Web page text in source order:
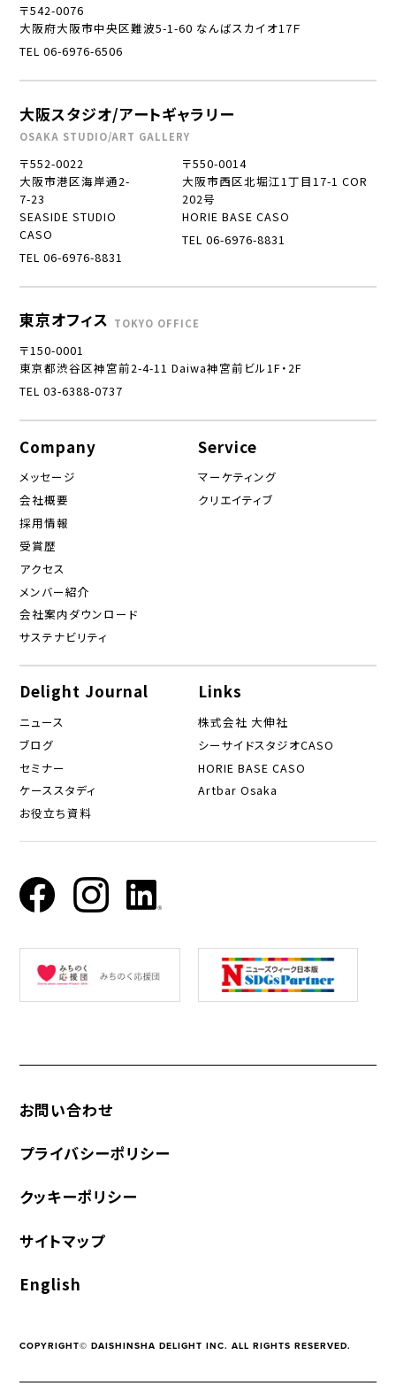
〒542-0076
大阪府大阪市中央区難波5-1-60 なんばスカイオ17Ｆ
TEL 06-6976-6506
大阪スタジオ/アートギャラリー
OSAKA STUDIO/ART GALLERY
〒552-0022
大阪市港区海岸通2-
7-23
SEASIDE STUDIO
CASO
TEL 06-6976-8831
〒550-0014
大阪市西区北堀江1丁目17-1 COR
202号
HORIE BASE CASO
TEL 06-6976-8831
東京オフィス TOKYO OFFICE
〒150-0001
東京都渋谷区神宮前2-4-11 Daiwa神宮前ビル1F・2F
TEL 03-6388-0737
Company
メッセージ
会社概要
採用情報
受賞歴
アクセス
メンバー紹介
会社案内ダウンロード
サステナビリティ
Service
マーケティング
クリエイティブ
Delight Journal
ニュース
ブログ
セミナー
ケーススタディ
お役立ち資料
Links
株式会社 大伸社
シーサイドスタジオCASO
HORIE BASE CASO
Artbar Osaka
お問い合わせ
プライバシーポリシー
クッキーポリシー
サイトマップ
English
COPYRIGHT© DAISHINSHA DELIGHT INC. ALL RIGHTS RESERVED.